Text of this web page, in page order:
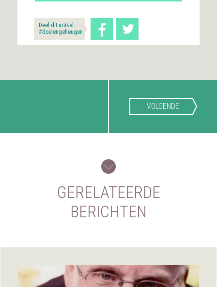
Deel dit artikel:
#doelengeheugen
VOLGENDE
GERELATEERDE
BERICHTEN